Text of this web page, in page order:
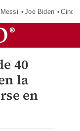
Joe Biden
40
la
en